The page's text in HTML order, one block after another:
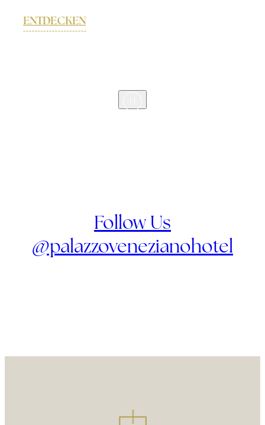
ENTDECKEN
Follow Us
@palazzovenezianohotel